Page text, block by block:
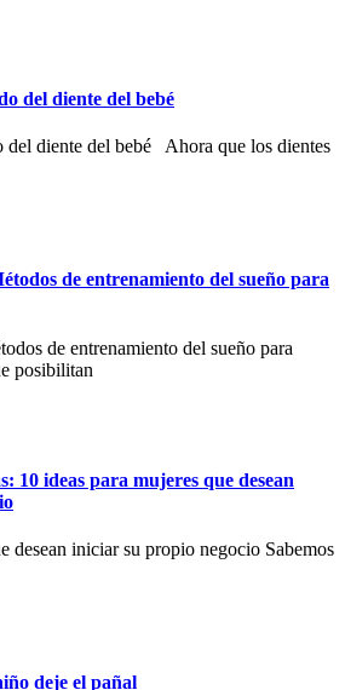
del diente del bebé
del diente del bebé Ahora que los dientes
de entrenamiento del sueño para
de entrenamiento del sueño para
posibilitan
10 ideas para mujeres que desean
desean iniciar su propio negocio Sabemos
deje el pañal